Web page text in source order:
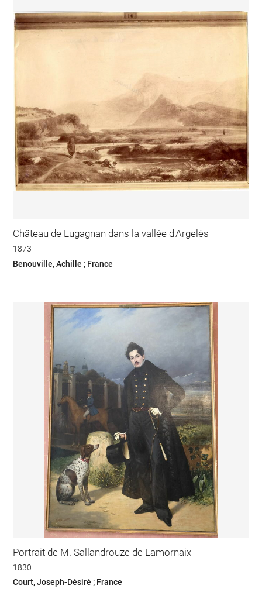
Château de Lugagnan dans la vallée d'Argelès
1873
Benouville, Achille ; France
Portrait de M. Sallandrouze de Lamornaix
1830
Court, Joseph-Désiré ; France